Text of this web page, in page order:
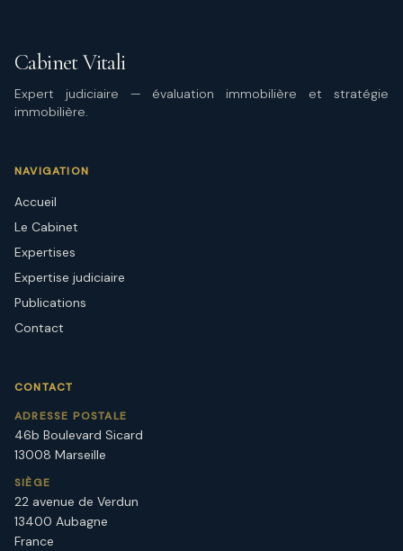
Cabinet Vitali
Expert judiciaire — évaluation immobilière et stratégie
immobilière.
NAVIGATION
Accueil
Le Cabinet
Expertises
Expertise judiciaire
Publications
Contact
CONTACT
ADRESSE POSTALE
46b Boulevard Sicard
13008 Marseille
SIÈGE
22 avenue de Verdun
13400 Aubagne
France